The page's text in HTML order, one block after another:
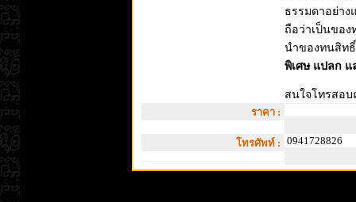
ธรรมดาอย่า
ถือว่าเป็นขอ
นำของทนสิทธิ์
พิเศษ แปลก
สนใจโทรสอบ
ราคา :
โทรศัพท์ : 0941728826